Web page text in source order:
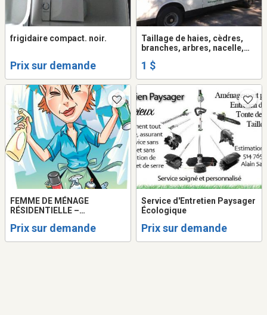
frigidaire compact. noir.
Prix sur demande
Taillage de haies, cèdres,
branches, arbres, nacelle,
1 $
FEMME DE MÉNAGE
RÉSIDENTIELLE –
LADY
Prix sur demande
Service d'Entretien Paysager
Écologique
Prix sur demande